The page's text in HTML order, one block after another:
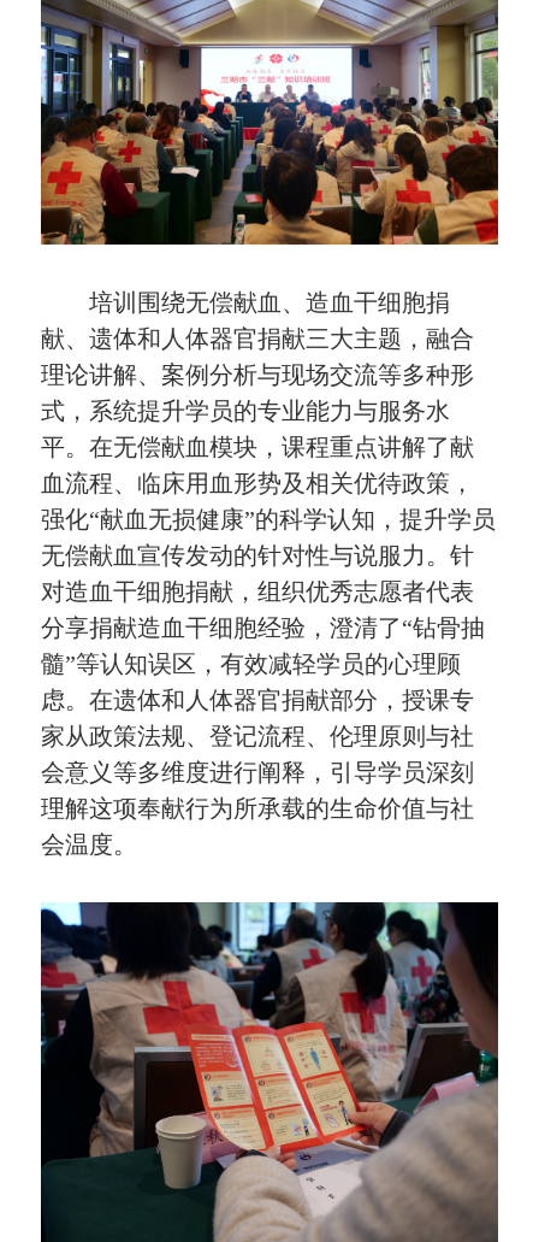
培训围绕无偿献血、造血干细胞捐
献、遗体和人体器官捐献三大主题，融合
理论讲解、案例分析与现场交流等多种形
式，系统提升学员的专业能力与服务水
平。在无偿献血模块，课程重点讲解了献
血流程、临床用血形势及相关优待政策，
强化“献血无损健康”的科学认知，提升学员
无偿献血宣传发动的针对性与说服力。针
对造血干细胞捐献，组织优秀志愿者代表
分享捐献造血干细胞经验，澄清了“钻骨抽
髓”等认知误区，有效减轻学员的心理顾
虑。在遗体和人体器官捐献部分，授课专
家从政策法规、登记流程、伦理原则与社
会意义等多维度进行阐释，引导学员深刻
理解这项奉献行为所承载的生命价值与社
会温度。